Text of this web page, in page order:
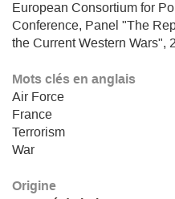
European Consortium for
Conference, Panel "The
the Current Western Wars",
Mots clés en anglais
Air Force
France
Terrorism
War
Origine